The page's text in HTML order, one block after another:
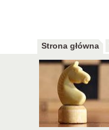
Strona główna